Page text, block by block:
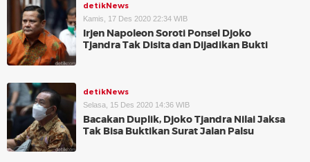
detikNews
Kamis, 17 Des 2020 22:34 WIB
Irjen Napoleon Soroti Ponsel Djoko
Tjandra Tak Disita dan Dijadikan Bukti
detikNews
Selasa, 15 Des 2020 14:36 WIB
Bacakan Duplik, Djoko Tjandra Nilai Jaksa
Tak Bisa Buktikan Surat Jalan Palsu